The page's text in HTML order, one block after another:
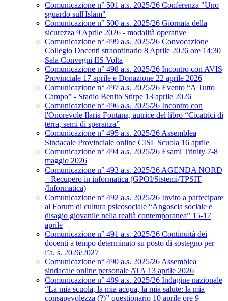
Comunicazione n° 501 a.s. 2025/26 Conferenza "Uno
sguardo sull'Islam"
Comunicazione n° 500 a.s. 2025/26 Giornata della
sicurezza 9 Aprile 2026 - modalità operative
Comunicazione n° 499 a.s. 2025/26 Convocazione
Collegio Docenti straordinario 8 Aprile 2026 ore 14:30
Sala Convegni IIS Volta
Comunicazione n° 498 a.s. 2025/26 Incontro con AVIS
Provinciale 17 aprile e Donazione 22 aprile 2026
Comunicazione n° 497 a.s. 2025/26 Evento “A Tutto
Campo” - Stadio Benito Stirpe 13 aprile 2026
Comunicazione n° 496 a.s. 2025/26 Incontro con
l'Onorevole Ilaria Fontana, autrice del libro “Cicatrici di
terra, semi di speranza”
Comunicazione n° 495 a.s. 2025/26 Assemblea
Sindacale Provinciale online CISL Scuola 16 aprile
Comunicazione n° 494 a.s. 2025/26 Esami Trinity 7-8
maggio 2026
Comunicazione n° 493 a.s. 2025/26 AGENDA NORD
– Recupero in informatica (GPOI/Sistemi/TPSIT
/Informatica)
Comunicazione n° 492 a.s. 2025/26 Invito a partecipare
al Forum di cultura psicosociale “Angoscia sociale e
disagio giovanile nella realtà contemporanea” 15-17
aprile
Comunicazione n° 491 a.s. 2025/26 Continuità dei
docenti a tempo determinato su posto di sostegno per
l’a. s. 2026/2027
Comunicazione n° 490 a.s. 2025/26 Assemblea
sindacale online personale ATA 13 aprile 2026
Comunicazione n° 489 a.s. 2025/26 Indagine nazionale
“La mia scuola, la mia acqua, la mia salute: la mia
consapevolezza (?)” questionario 10 aprile ore 9